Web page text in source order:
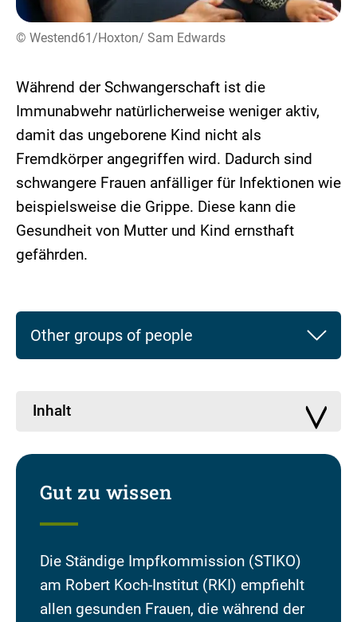
© Westend61/Hoxton/ Sam Edwards
Während der Schwangerschaft ist die
Immunabwehr natürlicherweise weniger aktiv,
damit das ungeborene Kind nicht als
Fremdkörper angegriffen wird. Dadurch sind
schwangere Frauen anfälliger für Infektionen wie
beispielsweise die Grippe. Diese kann die
Gesundheit von Mutter und Kind ernsthaft
gefährden.
Other groups of people
Inhalt
Gut zu wissen
Die Ständige Impfkommission (STIKO)
am Robert Koch-Institut (RKI) empfiehlt
allen gesunden Frauen, die während der